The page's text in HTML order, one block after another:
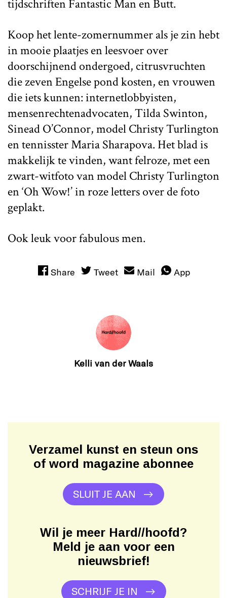
tijdschriften Fantastic Man en Butt.
Koop het lente-zomernummer als je zin hebt
in mooie plaatjes en leesvoer over
doorschijnend ondergoed, citrusvruchten
die zeven Engelse pond kosten, en vrouwen
die iets kunnen: internetlobbyisten,
mensenrechtenadvocaten, Tilda Swinton,
Sinead O’Connor, model Christy Turlington
en tennisster Maria Sharapova. Het blad is
makkelijk te vinden, want felroze, met een
zwart-witfoto van model Christy Turlington
en ‘Oh Wow!’ in roze letters over de foto
geplakt.
Ook leuk voor fabulous men.
Share Tweet Mail App
Kelli van der Waals
Verzamel kunst en steun ons
of word magazine abonnee
SLUIT JE AAN
Wil je meer Hard//hoofd?
Meld je aan voor een
nieuwsbrief!
SCHRIJF JE IN